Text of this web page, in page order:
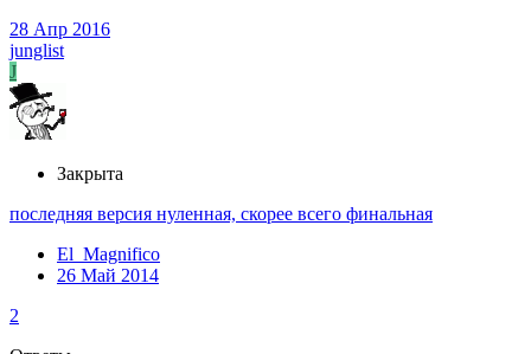
28 Апр 2016
junglist
J
Закрыта
последняя версия нуленная, скорее всего финальная
El_Magnifico
26 Май 2014
2